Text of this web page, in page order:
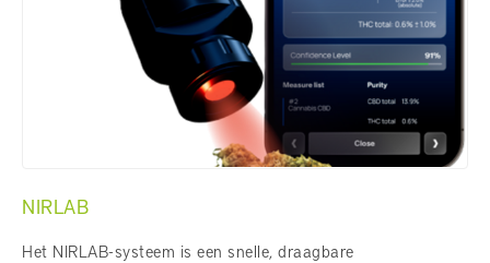
NIRLAB
Het NIRLAB-systeem is een snelle, draagbare